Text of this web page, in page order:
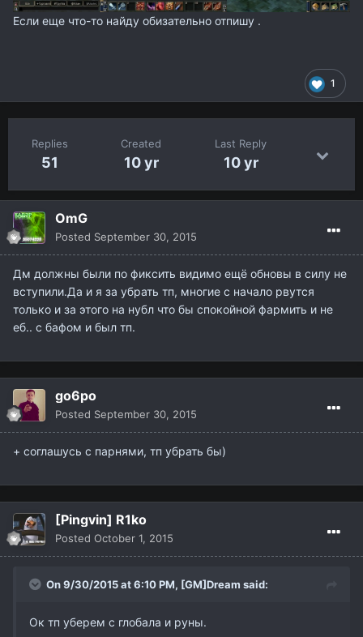
Если еще что-то найду обизательно отпишу .
1
Replies
51
Created
10 yr
Last Reply
10 yr
OmG
Posted September 30, 2015
Дм должны были по фиксить видимо ещё обновы в силу не
вступили.Да и я за убрать тп, многие с начало рвутся
только и за этого на нубл что бы спокойной фармить и не
еб.. с бафом и был тп.
go6po
Posted September 30, 2015
+ соглашусь с парнями, тп убрать бы)
[Pingvin] R1ko
Posted October 1, 2015
On 9/30/2015 at 6:10 PM, [GM]Dream said:
Ок тп уберем с глобала и руны.